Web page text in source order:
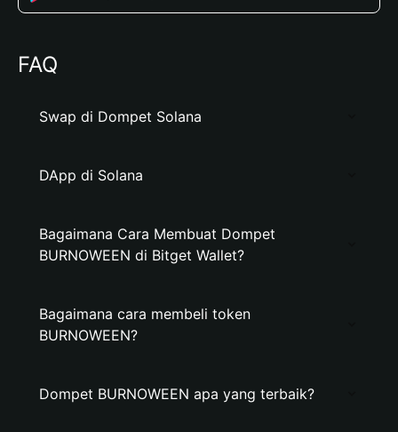
FAQ
Swap di Dompet Solana
DApp di Solana
Bagaimana Cara Membuat Dompet
BURNOWEEN di Bitget Wallet?
Bagaimana cara membeli token
BURNOWEEN?
Dompet BURNOWEEN apa yang terbaik?